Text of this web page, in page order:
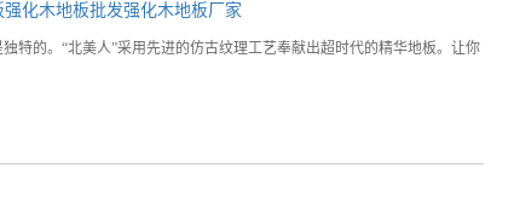
强化木地板批发强化木地板厂家
特的。“北美人”采用先进的仿古纹理工艺奉献出超时代的精华地板。让你